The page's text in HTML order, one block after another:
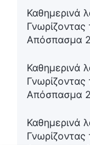
Καθημερινά
Γνωρίζοντας
Απόσπασμα
Καθημερινά
Γνωρίζοντας
Απόσπασμα
Καθημερινά
Γνωρίζοντας